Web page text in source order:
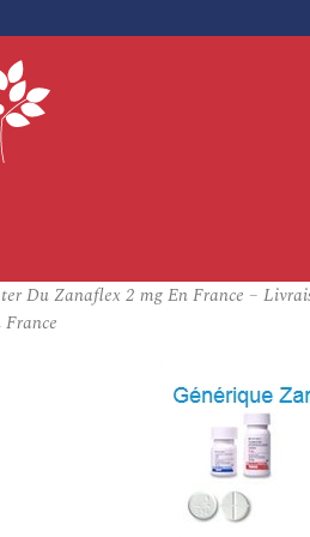
Du Zanaflex 2 mg En France –